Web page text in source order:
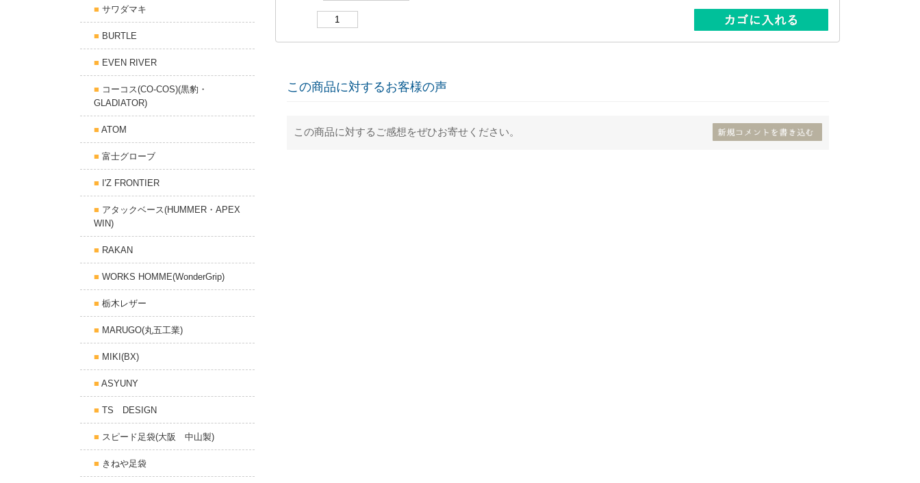
この商品に対するお客様の声
この商品に対するご感想をぜひお寄せください。
サワダマキ
BURTLE
EVEN RIVER
コーコス(CO-COS)(黒豹・
GLADIATOR)
ATOM
富士グローブ
I'Z FRONTIER
アタックベース(HUMMER・APEX
WIN)
RAKAN
WORKS HOMME(WonderGrip)
栃木レザー
MARUGO(丸五工業)
MIKI(BX)
ASYUNY
TS DESIGN
スピード足袋(大阪 中山製)
きねや足袋